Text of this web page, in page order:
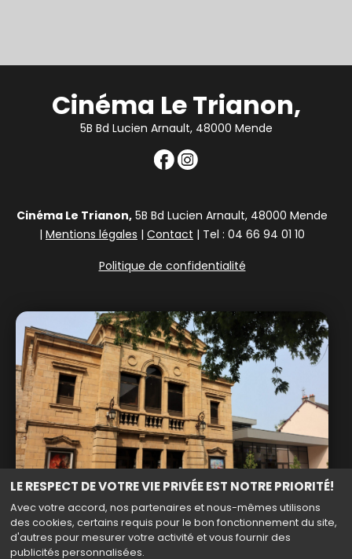
LE RESPECT DE VOTRE VIE PRIVÉE EST NOTRE PRIORITÉ!
Avec votre accord, nos partenaires et nous-mêmes utilisons
des cookies, certains requis pour le bon fonctionnement du site,
d'autres pour mesurer votre activité et vous fournir des
publicités personnalisées.
Cinéma Le Trianon,
5B Bd Lucien Arnault, 48000 Mende
Cinéma Le Trianon, 5B Bd Lucien Arnault, 48000 Mende
| Mentions légales | Contact | Tel : 04 66 94 01 10
Politique de confidentialité